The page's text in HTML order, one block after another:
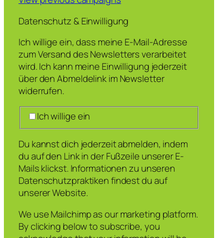
Datenschutz & Einwilligung
Ich willige ein, dass meine E-Mail-Adresse
zum Versand des Newsletters verarbeitet
wird. Ich kann meine Einwilligung jederzeit
über den Abmeldelink im Newsletter
widerrufen.
Ich willige ein
Du kannst dich jederzeit abmelden, indem
du auf den Link in der Fußzeile unserer E-
Mails klickst. Informationen zu unseren
Datenschutzpraktiken findest du auf
unserer Website.
We use Mailchimp as our marketing platform.
By clicking below to subscribe, you